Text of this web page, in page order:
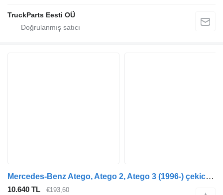
TruckParts Eesti OÜ
Mercedes-Benz Atego, Atego 2, Atego 3 (1996-) çekici için Mercedes-Benz atego 816 (01.98-12.04) 9703560301 poyra
10.640 TL €193,60